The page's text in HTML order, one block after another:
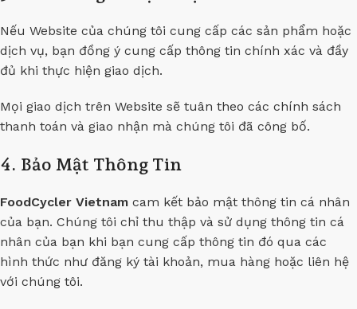
Nếu Website của chúng tôi cung cấp các sản phẩm hoặc
dịch vụ, bạn đồng ý cung cấp thông tin chính xác và đầy
đủ khi thực hiện giao dịch.
Mọi giao dịch trên Website sẽ tuân theo các chính sách
thanh toán và giao nhận mà chúng tôi đã công bố.
4. Bảo Mật Thông Tin
FoodCycler Vietnam cam kết bảo mật thông tin cá nhân
của bạn. Chúng tôi chỉ thu thập và sử dụng thông tin cá
nhân của bạn khi bạn cung cấp thông tin đó qua các
hình thức như đăng ký tài khoản, mua hàng hoặc liên hệ
với chúng tôi.